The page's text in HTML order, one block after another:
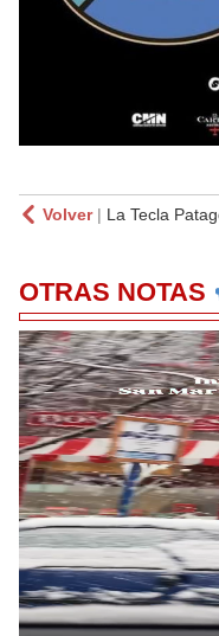
Volver| La Tecla
OTRAS NOTAS